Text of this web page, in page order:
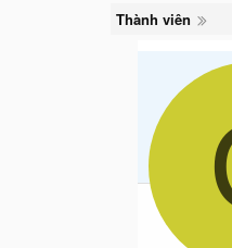
Thành viên